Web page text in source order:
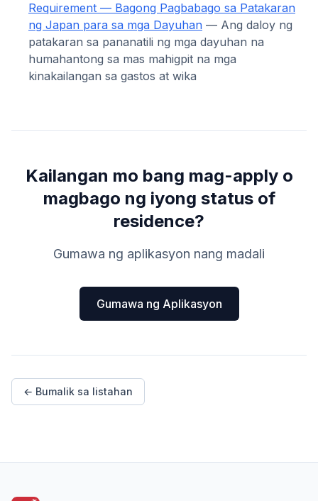
Requirement — Bagong Pagbabago sa Patakaran
ng Japan para sa mga Dayuhan — Ang daloy ng
patakaran sa pananatili ng mga dayuhan na
humahantong sa mas mahigpit na mga
kinakailangan sa gastos at wika
Kailangan mo bang mag-apply o
magbago ng iyong status of
residence?
Gumawa ng aplikasyon nang madali
Gumawa ng Aplikasyon
← Bumalik sa listahan